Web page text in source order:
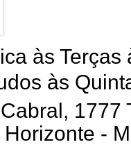
às
às
1777
-